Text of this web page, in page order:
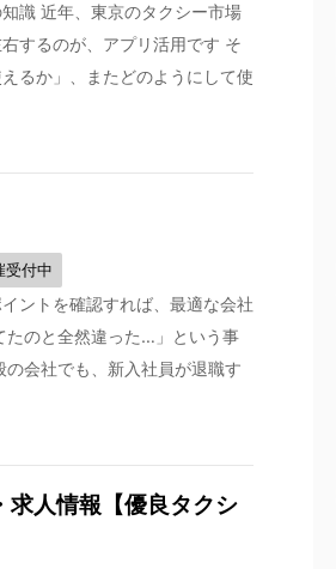
識 近年、東京のタクシー市場
するのが、アプリ活用です そ
るか」、またどのようにして使
受付中
ントを確認すれば、最適な会社
たのと全然違った…」という事
会社でも、新入社員が退職す
求人情報【優良タクシ